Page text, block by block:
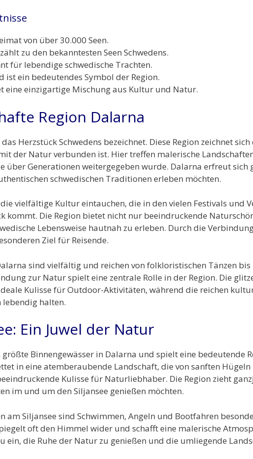
von über 30.000 Seen.
zu den bekanntesten Seen Schwedens.
für lebendige schwedische Trachten.
ist ein bedeutendes Symbol der Region.
eine einzigartige Mischung aus Kultur und Natur.
Region Dalarna
Herzstück Schwedens bezeichnet. Diese Region zeichnet
der Natur verbunden ist. Hier treffen malerische
über Generationen weitergegeben wurde. Dalarna erfreut sich
schwedischen Traditionen erleben möchten.
vielfältige Kultur eintauchen, die in den vielen Festivals und
kommt. Die Region bietet nicht nur beeindruckende
Lebensweise hautnah zu erleben. Durch die
Ziel für Reisende.
sind vielfältig und reichen von folkloristischen Tänzen
zur Natur spielt eine zentrale Rolle in der Region. Die
Kulisse für Outdoor-Aktivitäten, während die reichen
lebendig halten.
Ein Juwel der Natur
größte Binnengewässer in Dalarna und spielt eine bedeutende
in eine atemberaubende Landschaft, die von sanften
Kulisse für Naturliebhaber. Die Region zieht
im und um den Siljansee genießen möchten.
am Siljansee sind Schwimmen, Angeln und Bootfahren
oft den Himmel wider und schafft eine malerische
ein, die Ruhe der Natur zu genießen und die umliegende